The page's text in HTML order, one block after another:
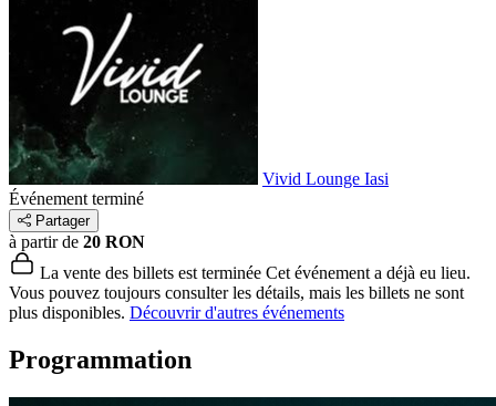
Vivid Lounge Iasi
Événement terminé
Partager
à partir de 20 RON
La vente des billets est terminée Cet événement a déjà eu lieu.
Vous pouvez toujours consulter les détails, mais les billets ne sont
plus disponibles. Découvrir d'autres événements
Programmation